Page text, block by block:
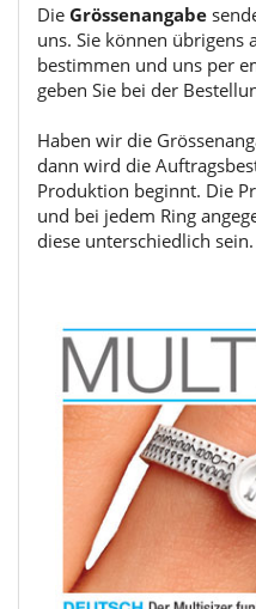
Die Grössenangabe
uns. Sie können übrigens
bestimmen und uns per
geben Sie bei der
Haben wir die
dann wird die
Produktion beginnt. Die
und bei jedem Ring
diese unterschiedlich sein.